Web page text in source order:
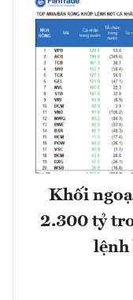
Khối
2.300 tỷ
lệnh